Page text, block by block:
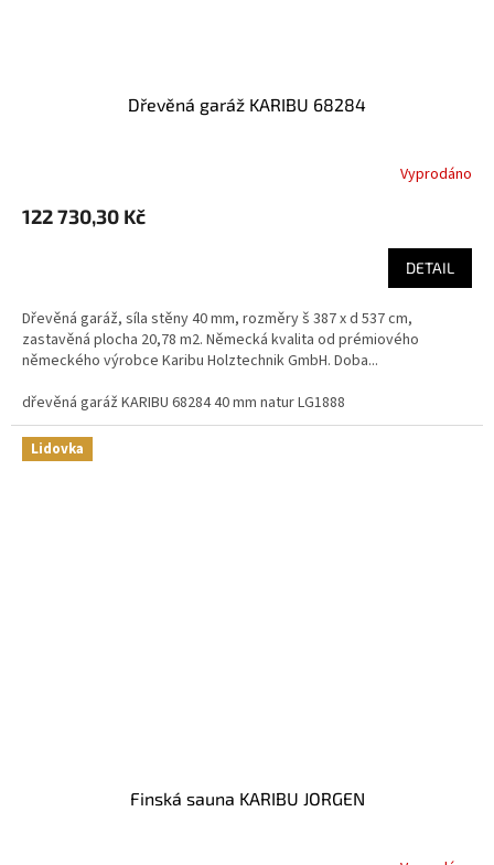
Dřevěná garáž KARIBU 68284
Vyprodáno
122 730,30 Kč
DETAIL
Dřevěná garáž, síla stěny 40 mm, rozměry š 387 x d 537 cm,
zastavěná plocha 20,78 m2. Německá kvalita od prémiového
německého výrobce Karibu Holztechnik GmbH. Doba...
dřevěná garáž KARIBU 68284 40 mm natur LG1888
Lidovka
Finská sauna KARIBU JORGEN